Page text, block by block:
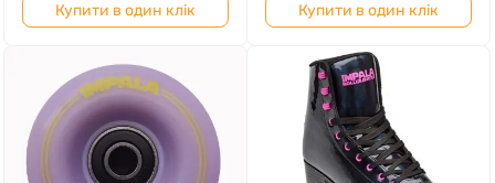
Купити в один клік Купити в один клік